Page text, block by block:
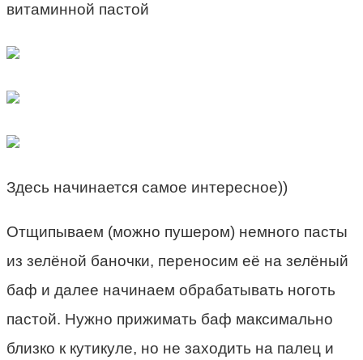
витаминной пастой
Здесь начинается самое интересное))
Отщипываем (можно пушером) немного пасты
из зелёной баночки, переносим её на зелёный
баф и далее начинаем обрабатывать ноготь
пастой. Нужно прижимать баф максимально
близко к кутикуле, но не заходить на палец и